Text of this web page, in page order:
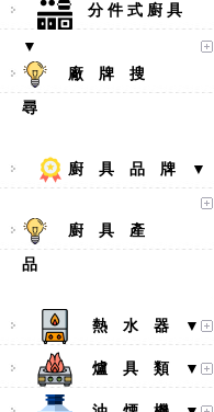
分 件 式 廚 具
▼
廠 牌 搜
尋
廚 具 品 牌 ▼
廚 具 產
品
熱 水 器 ▼
爐 具 類 ▼